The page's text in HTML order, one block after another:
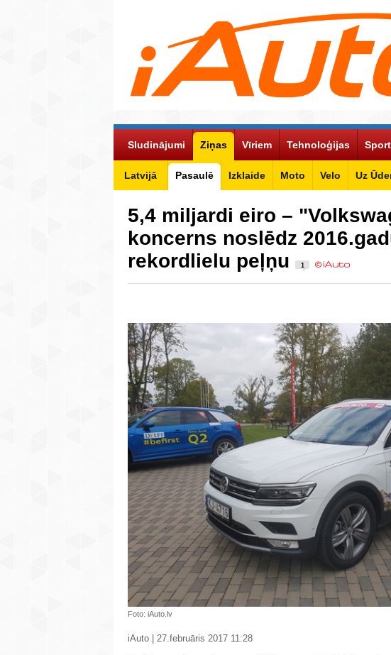
Sludinājumi Ziņas
Latvijā Pasaulē Izklaide Moto Velo Uz
Vīriem Tehnoloģijas
5,4 miljardi eiro –
koncerns noslēdz
rekordlielu peļņu
1
Foto: iAuto.lv
iAuto | 27.februāris 2017 11:28